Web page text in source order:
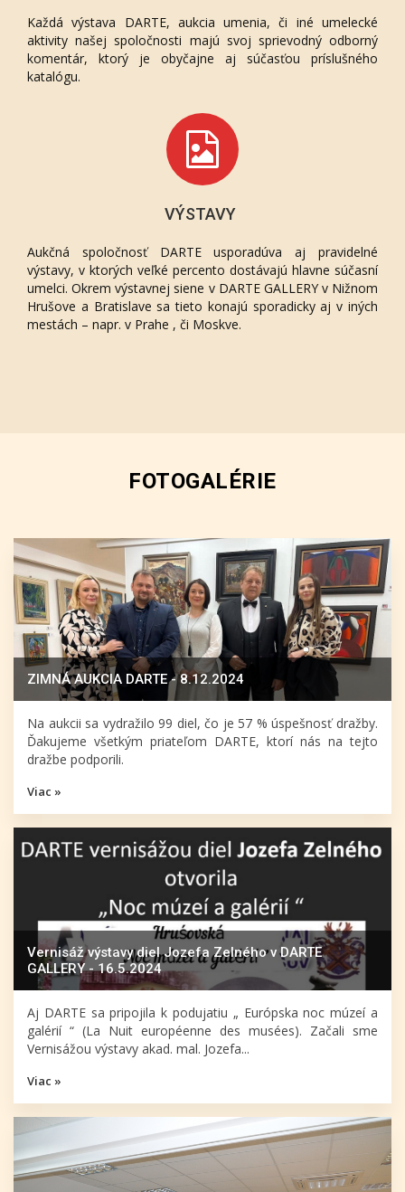
Každá výstava DARTE, aukcia umenia, či iné umelecké
aktivity našej spoločnosti majú svoj sprievodný odborný
komentár, ktorý je obyčajne aj súčasťou príslušného
katalógu.
VÝSTAVY
Aukčná spoločnosť DARTE usporadúva aj pravidelné
výstavy, v ktorých veľké percento dostávajú hlavne súčasní
umelci. Okrem výstavnej siene v DARTE GALLERY v Nižnom
Hrušove a Bratislave sa tieto konajú sporadicky aj v iných
mestách – napr. v Prahe , či Moskve.
FOTOGALÉRIE
ZIMNÁ AUKCIA DARTE - 8.12.2024
Na aukcii sa vydražilo 99 diel, čo je 57 % úspešnosť dražby.
Ďakujeme všetkým priateľom DARTE, ktorí nás na tejto
dražbe podporili.
Viac »
Vernisáž výstavy diel Jozefa Zelného v DARTE
GALLERY - 16.5.2024
Aj DARTE sa pripojila k podujatiu „ Európska noc múzeí a
galérií “ (La Nuit européenne des musées). Začali sme
Vernisážou výstavy akad. mal. Jozefa...
Viac »